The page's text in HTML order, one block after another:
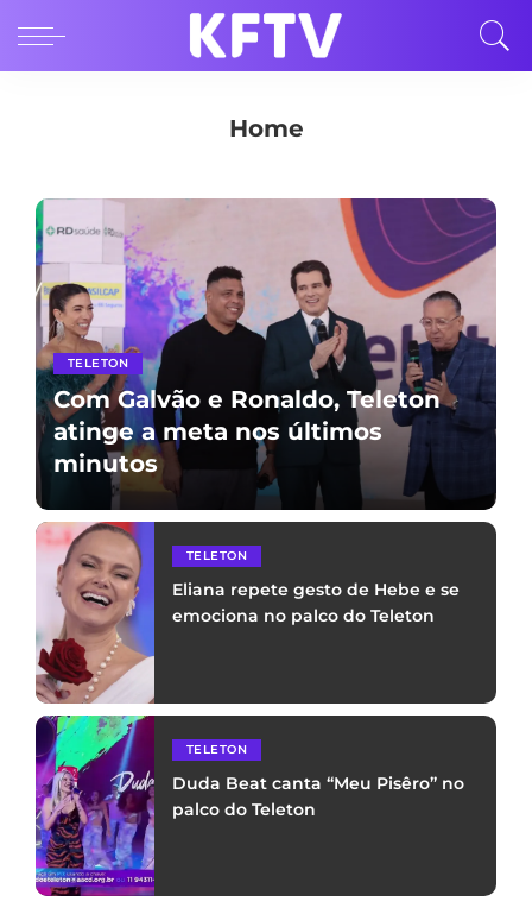
Home
TELETON
Com Galvão e Ronaldo, Teleton
atinge a meta nos últimos
minutos
por Kaic França
TELETON
Eliana repete gesto de Hebe e se
emociona no palco do Teleton
TELETON
Duda Beat canta “Meu Pisêro” no
palco do Teleton